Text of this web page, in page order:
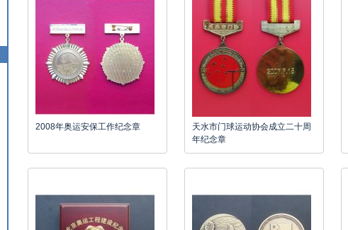
2008年奥运安保工作纪念章
天水市门球运动协会成立二十周
年纪念章